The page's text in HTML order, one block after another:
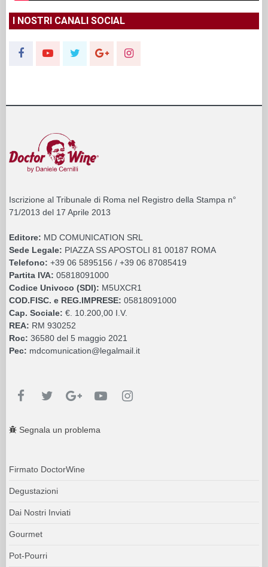
I NOSTRI CANALI SOCIAL
Iscrizione al Tribunale di Roma nel Registro della Stampa n°
71/2013 del 17 Aprile 2013
Editore: MD COMUNICATION SRL
Sede Legale: PIAZZA SS APOSTOLI 81 00187 ROMA
Telefono: +39 06 5895156 / +39 06 87085419
Partita IVA: 05818091000
Codice Univoco (SDI): M5UXCR1
COD.FISC. e REG.IMPRESE: 05818091000
Cap. Sociale: €. 10.200,00 I.V.
REA: RM 930252
Roc: 36580 del 5 maggio 2021
Pec: mdcomunication@legalmail.it
Segnala un problema
Firmato DoctorWine
Degustazioni
Dai Nostri Inviati
Gourmet
Pot-Pourri